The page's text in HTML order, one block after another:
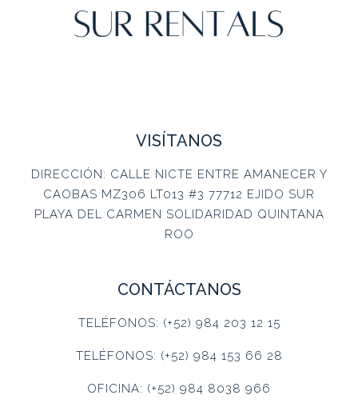
VISÍTANOS
DIRECCIÓN: CALLE NICTE ENTRE AMANECER Y
CAOBAS MZ306 LT013 #3 77712 EJIDO SUR
PLAYA DEL CARMEN SOLIDARIDAD QUINTANA
ROO
CONTÁCTANOS
TELÉFONOS: (+52) 984 203 12 15
TELÉFONOS: (+52) 984 153 66 28
OFICINA: (+52) 984 8038 966